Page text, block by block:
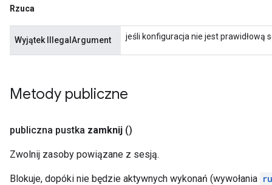
Rzuca
Wyjątek IllegalArgument jeśli konfiguracja nie jest prawidłową
Metody publiczne
publiczna pustka zamknij ()
Zwolnij zasoby powiązane z sesją.
Blokuje, dopóki nie będzie aktywnych wykonań (wywołania